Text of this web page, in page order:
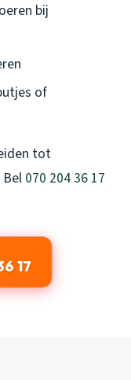
bij
of
tot
070 204 36 17
17